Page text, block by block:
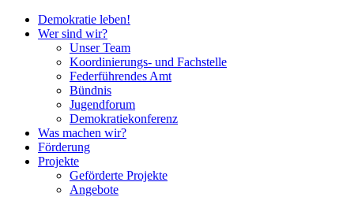
Demokratie leben!
Wer sind wir?
Unser Team
Koordinierungs- und Fachstelle
Federführendes Amt
Bündnis
Jugendforum
Demokratiekonferenz
Was machen wir?
Förderung
Projekte
Geförderte Projekte
Angebote